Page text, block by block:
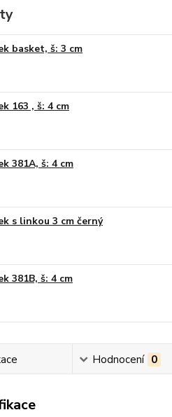
basket, š: 3 cm
163 , š: 4 cm
381A, š: 4 cm
s linkou 3 cm černý
381B, š: 4 cm
Hodnocení 0